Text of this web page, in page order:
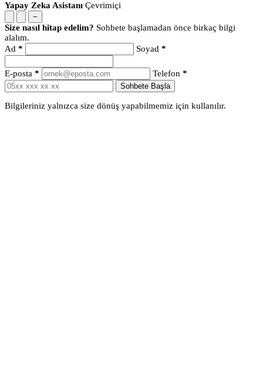
Yapay Zeka Asistanı Çevrimiçi
−
Size nasıl hitap edelim? Sohbete başlamadan önce birkaç bilgi
alalım.
Ad * Soyad *
E-posta * Telefon *
Sohbete Başla
Bilgileriniz yalnızca size dönüş yapabilmemiz için kullanılır.